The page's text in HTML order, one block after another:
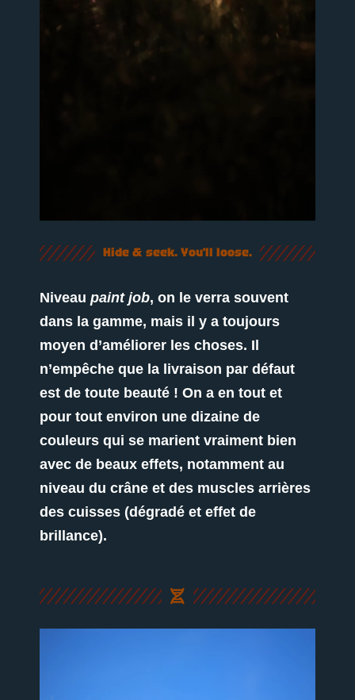
Hide & seek. You'll loose.
Niveau paint job, on le verra souvent
dans la gamme, mais il y a toujours
moyen d’améliorer les choses. Il
n’empêche que la livraison par défaut
est de toute beauté ! On a en tout et
pour tout environ une dizaine de
couleurs qui se marient vraiment bien
avec de beaux effets, notamment au
niveau du crâne et des muscles arrières
des cuisses (dégradé et effet de
brillance).